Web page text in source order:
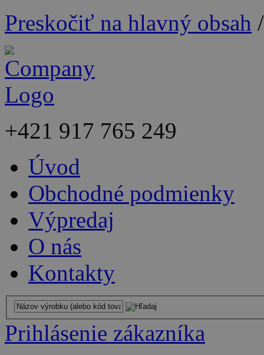
Preskočiť na hlavný obsah
+421 917 765 249
Úvod
Obchodné podmienky
Výpredaj
O nás
Kontakty
Prihlásenie zákazníka